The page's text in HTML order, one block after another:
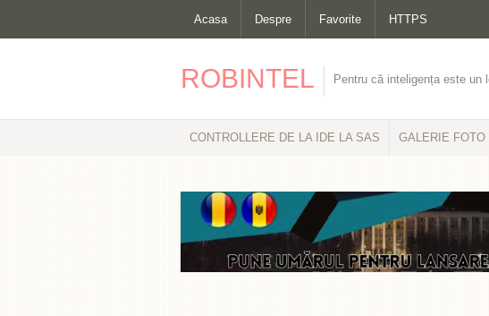
Acasa Despre Favorite HTTPS
ROBINTEL Pentru că inteligența este un
CONTROLLERE DE LA IDE LA SAS GALERIE FOTO